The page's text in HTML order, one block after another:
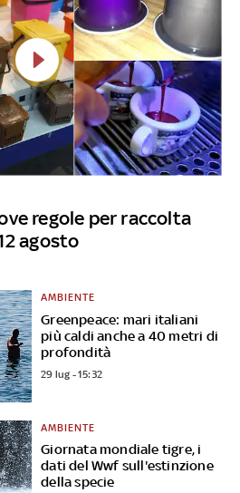
regole per raccolta
agosto
Greenpeace: mari italiani
più caldi anche a 40 metri di
profondità
AMBIENTE
29 lug - 15:32
Giornata mondiale tigre, i
dati del Wwf sull'estinzione
della specie
AMBIENTE